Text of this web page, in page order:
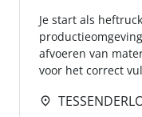
Je start als
afvoeren van
voor het correct